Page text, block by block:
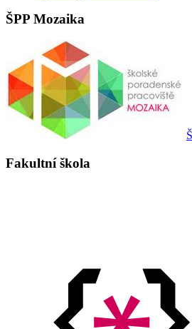
ŠPP Mozaika
Fakultní škola